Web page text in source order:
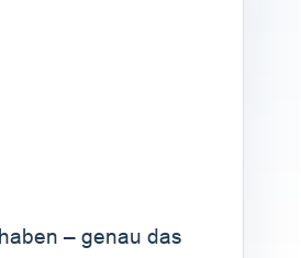
– genau das